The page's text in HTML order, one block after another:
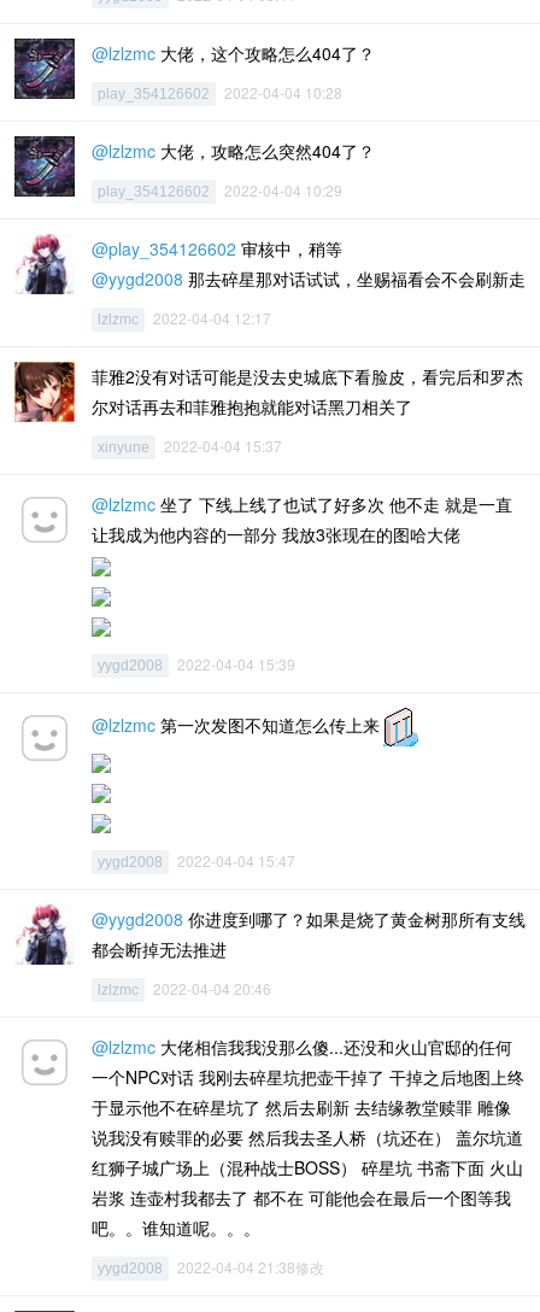
@lzlzmc 大佬，这个攻略怎么404了？
play_354126602 2022-04-04 10:28
@lzlzmc 大佬，攻略怎么突然404了？
play_354126602 2022-04-04 10:29
@play_354126602 审核中，稍等
@yygd2008 那去碎星那对话试试，坐赐福看会不会刷新走
lzlzmc 2022-04-04 12:17
菲雅2没有对话可能是没去史城底下看脸皮，看完后和罗杰
尔对话再去和菲雅抱抱就能对话黑刀相关了
xinyune 2022-04-04 15:37
@lzlzmc 坐了 下线上线了也试了好多次 他不走 就是一直
让我成为他内容的一部分 我放3张现在的图哈大佬
yygd2008 2022-04-04 15:39
@lzlzmc 第一次发图不知道怎么传上来
yygd2008 2022-04-04 15:47
@yygd2008 你进度到哪了？如果是烧了黄金树那所有支线
都会断掉无法推进
lzlzmc 2022-04-04 20:46
@lzlzmc 大佬相信我我没那么傻...还没和火山官邸的任何
一个NPC对话 我刚去碎星坑把壶干掉了 干掉之后地图上终
于显示他不在碎星坑了 然后去刷新 去结缘教堂赎罪 雕像
说我没有赎罪的必要 然后我去圣人桥（坑还在） 盖尔坑道
红狮子城广场上（混种战士BOSS） 碎星坑 书斋下面 火山
岩浆 连壶村我都去了 都不在 可能他会在最后一个图等我
吧。。谁知道呢。。。
yygd2008 2022-04-04 21:38修改